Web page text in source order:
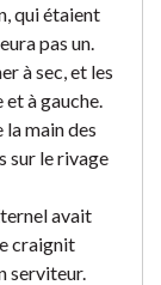
qui étaient
pas un.
à sec, et les
à gauche.
la main des
sur le rivage
avait
craignit
serviteur.